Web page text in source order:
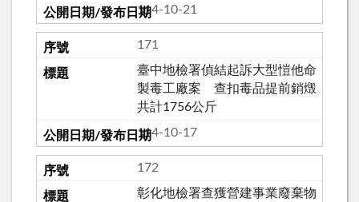
114-10-21
171
臺中地檢署偵結起訴大型愷他命
製毒工廠案 查扣毒品提前銷燬
共計1756公斤
114-10-17
172
彰化地檢署查獲營建事業廢棄物